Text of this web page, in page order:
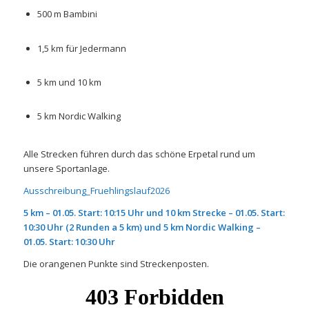
500 m Bambini
1,5 km für Jedermann
5 km und 10 km
5 km Nordic Walking
Alle Strecken führen durch das schöne Erpetal rund um
unsere Sportanlage.
Ausschreibung_Fruehlingslauf2026
5 km – 01.05. Start: 10:15 Uhr und 10 km Strecke – 01.05. Start:
10:30 Uhr (2 Runden a 5 km) und 5 km Nordic Walking –
01.05. Start: 10:30 Uhr
Die orangenen Punkte sind Streckenposten.